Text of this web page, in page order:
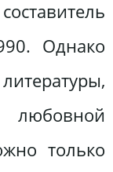
Однако
только